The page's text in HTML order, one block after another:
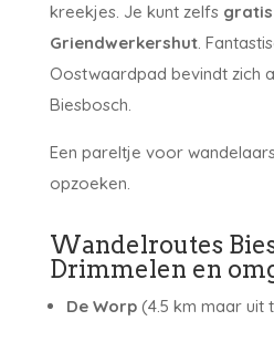
kreekjes. Je kunt zelfs
Griendwerkershut.
Oostwaardpad bevindt zich
Biesbosch.
Een pareltje voor
opzoeken.
Wandelroutes
Drimmelen en
De Worp(4.5 km maar uit